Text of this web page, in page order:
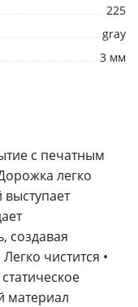
225
gray
3 мм
с печатным
легко
выступает
создавая
чистится •
материал